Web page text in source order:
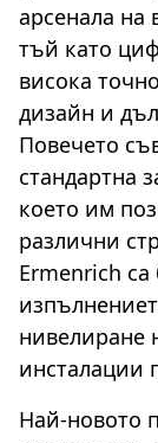
арсенала на
тъй като
висока
дизайн и
Повечето
стандартна
което им
различни
Ermenrich
нивелиране
инсталации
Най-новото